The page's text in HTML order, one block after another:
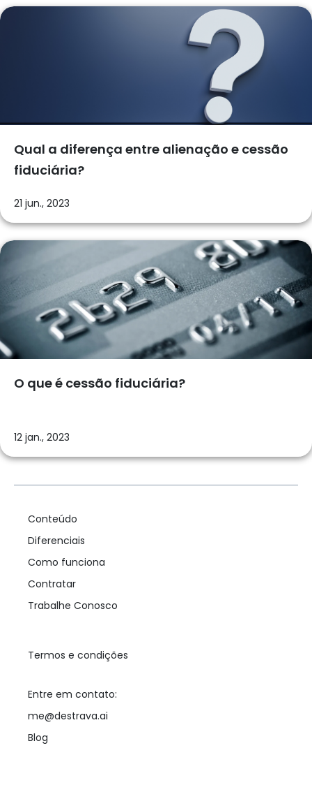
Qual a diferença entre alienação e cessão
fiduciária?
21 jun., 2023
O que é cessão fiduciária?
12 jan., 2023
Conteúdo
Diferenciais
Como funciona
Contratar
Trabalhe Conosco
Termos e condições
Entre em contato:
me@destrava.ai
Blog